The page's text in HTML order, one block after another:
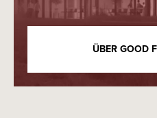
ÜBER GOOD